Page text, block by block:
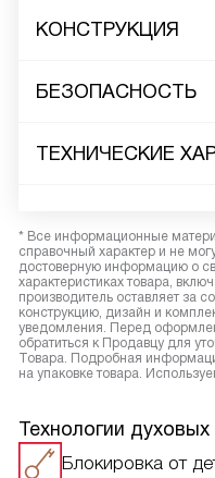
КОНСТРУКЦИЯ
БЕЗОПАСНОСТЬ
ТЕХНИЧЕСКИЕ
* Все информационные
справочный характер и не
достоверную информацию о
характеристиках товара,
производитель оставляет за
конструкцию, дизайн и
уведомления. Перед
обратиться к Продавцу для
Товара. Подробная
на упаковке товара.
Технологии
Блокировка от